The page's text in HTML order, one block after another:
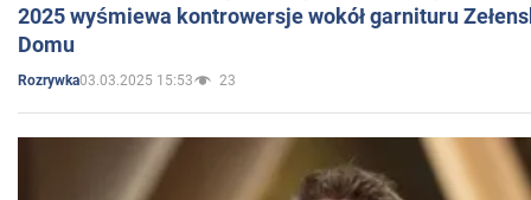
2025 wyśmiewa kontrowersje wokół garnituru
Domu
Rozrywka03.03.2025 15:53 23